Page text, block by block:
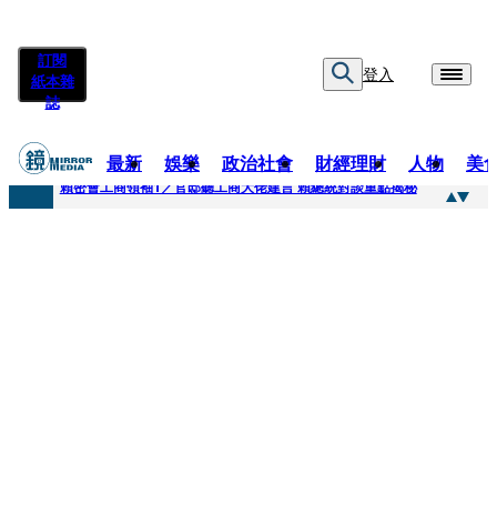
訂閱
紙本雜
誌
登入
最新 娛樂 政治社會 財經理財 人物 美
快訊
賴密會工商領袖1／官邸聽工商大佬建言 賴總統對談重點揭秘